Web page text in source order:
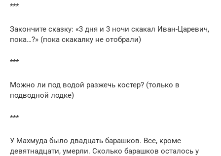
***
Закончите сказку: «3 дня и 3 ночи скакал Иван-Царевич,
пока…?» (пока скакалку не отобрали)
***
Можно ли под водой разжечь костер? (только в
подводной лодке)
***
У Махмуда было двадцать барашков. Все, кроме
девятнадцати, умерли. Сколько барашков осталось у